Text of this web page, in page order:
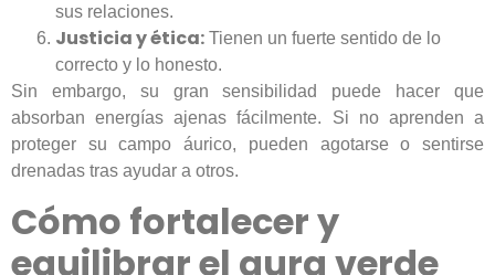
sus relaciones.
Justicia y ética: Tienen un fuerte sentido de lo
correcto y lo honesto.
Sin embargo, su gran sensibilidad puede hacer que
absorban energías ajenas fácilmente. Si no aprenden a
proteger su campo áurico, pueden agotarse o sentirse
drenadas tras ayudar a otros.
Cómo fortalecer y
equilibrar el aura verde